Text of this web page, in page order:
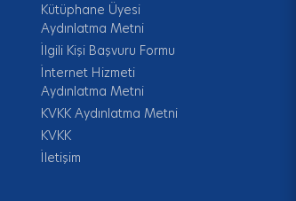
Kütüphane Üyesi
Aydınlatma Metni
İlgili Kişi Başvuru Formu
İnternet Hizmeti
Aydınlatma Metni
KVKK Aydınlatma Metni
KVKK
İletişim